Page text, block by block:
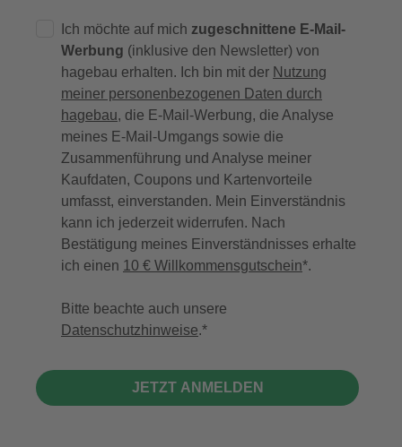
Ich möchte auf mich zugeschnittene E-Mail-
Werbung (inklusive den Newsletter) von
hagebau erhalten. Ich bin mit der Nutzung
meiner personenbezogenen Daten durch
hagebau, die E-Mail-Werbung, die Analyse
meines E-Mail-Umgangs sowie die
Zusammenführung und Analyse meiner
Kaufdaten, Coupons und Kartenvorteile
umfasst, einverstanden. Mein Einverständnis
kann ich jederzeit widerrufen. Nach
Bestätigung meines Einverständnisses erhalte
ich einen 10 € Willkommensgutschein*.
Bitte beachte auch unsere
Datenschutzhinweise.
JETZT ANMELDEN